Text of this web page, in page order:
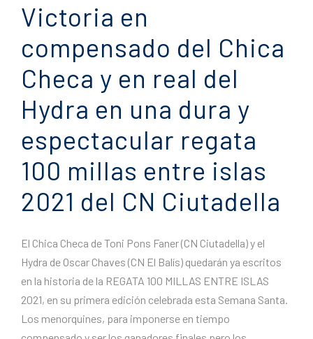
Victoria en
compensado del Chica
Checa y en real del
Hydra en una dura y
espectacular regata
100 millas entre islas
2021 del CN Ciutadella
El Chica Checa de Toni Pons Faner (CN Ciutadella) y el
Hydra de Oscar Chaves (CN El Balís) quedarán ya escritos
en la historia de la REGATA 100 MILLAS ENTRE ISLAS
2021, en su primera edición celebrada esta Semana Santa.
Los menorquines, para imponerse en tiempo